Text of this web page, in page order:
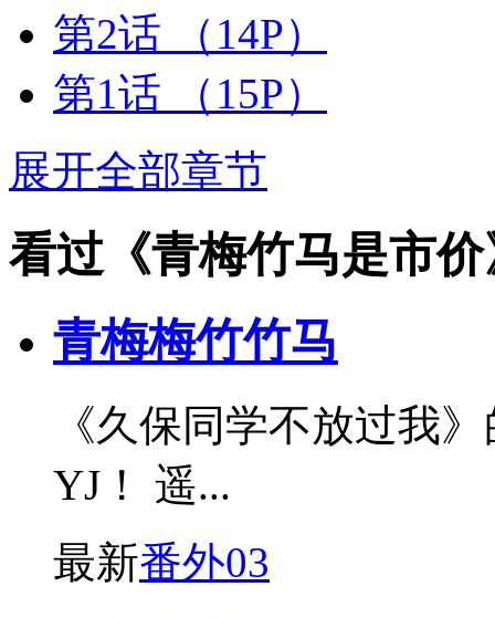
第2话
（14P）
第1话
（15P）
展开全部章节
看过《青梅竹马是市
青梅梅竹竹马
《久保同学不放过我
YJ！ 遥...
最新番外03